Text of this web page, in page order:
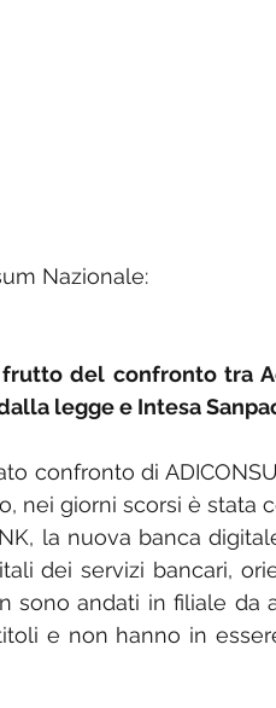
Nazionale:
del confronto tra
legge e Intesa
confronto di
nei giorni scorsi è stata
la nuova banca
dei servizi bancari,
sono andati in filiale da
e non hanno in